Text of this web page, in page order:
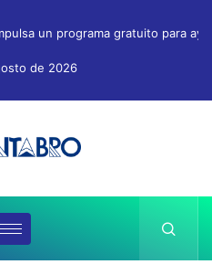
un programa gratuito para
de 2026